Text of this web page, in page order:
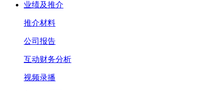
业绩及推介
推介材料
公司报告
互动财务分析
视频录播